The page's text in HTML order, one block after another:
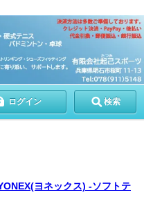
ログイン 検索
ヨネックス) -ソフトテ